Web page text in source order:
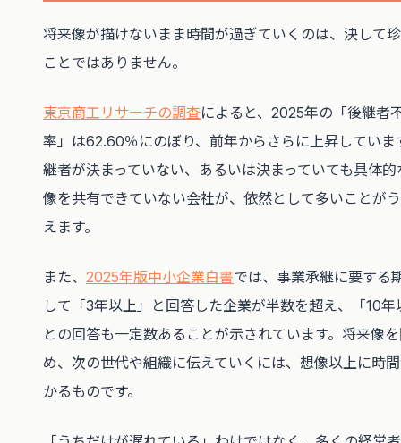
将来像が描けないまま時間が過ぎていくのは、決して
ことではありません。
東京商工リサーチの調査によると、2025年の「後継者
率」は62.60％にのぼり、前年からさらに上昇していま
継者が決まっていない、あるいは決まっていても具体的
像を共有できていない会社が、依然として多いことが
えます。
また、 2025年版中小企業白書では、事業承継に要する
して「3年以上」と回答した企業が半数を超え、「10年
との回答も一定数あることが示されています。将来像
め、次の世代や組織に伝えていくには、想像以上に時
かるものです。